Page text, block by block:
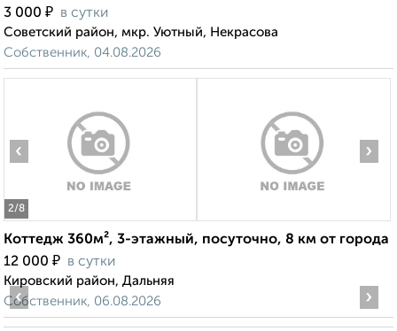
3 000 ₽ в сутки
Советский район, мкр. Уютный, Некрасова
Собственник, 04.08.2026
2/8
‹ ›
Коттедж 360м², 3-этажный, посуточно, 8 км от города
12 000 ₽ в сутки
Кировский район, Дальняя
Собственник, 06.08.2026
‹ ›